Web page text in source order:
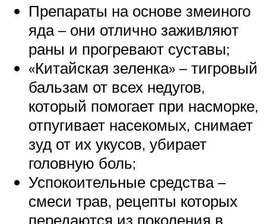
Препараты на основе змеиного
яда – они отлично заживляют
раны и прогревают суставы;
«Китайская зеленка» – тигровый
бальзам от всех недугов,
который помогает при насморке,
отпугивает насекомых, снимает
зуд от их укусов, убирает
головную боль;
Успокоительные средства –
смеси трав, рецепты которых
передаются из поколения в